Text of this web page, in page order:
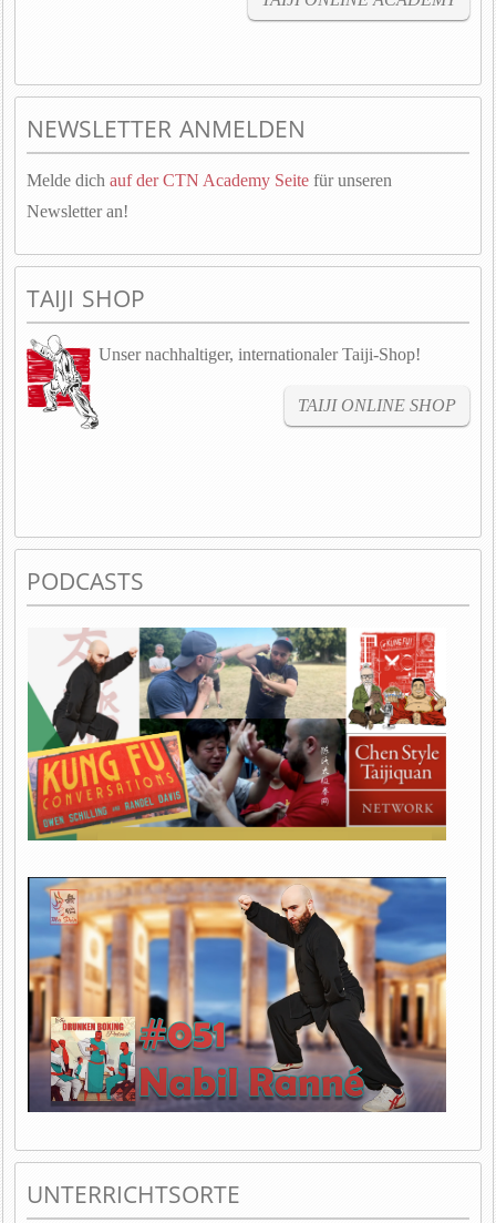
NEWSLETTER ANMELDEN
Melde dich auf der CTN Academy Seite für unseren
Newsletter an!
TAIJI SHOP
Unser nachhaltiger, internationaler Taiji-Shop!
TAIJI ONLINE SHOP
PODCASTS
UNTERRICHTSORTE